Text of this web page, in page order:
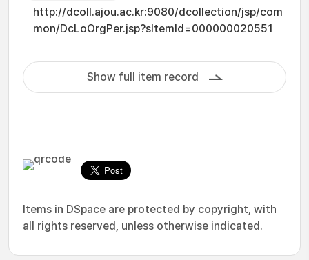
http://dcoll.ajou.ac.kr:9080/dcollection/jsp/com
mon/DcLoOrgPer.jsp?sItemId=000000020551
Show full item record
Items in DSpace are protected by copyright, with
all rights reserved, unless otherwise indicated.